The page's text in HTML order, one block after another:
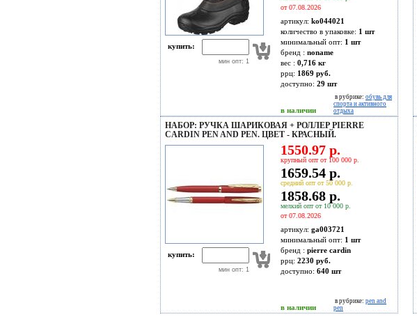
купить:
мин опт: 1
от 07.08.2026
артикул: ko044021
количество в упаковке: 1 шт
минимальный опт: 1 шт
бренд : noname
вес : 0,716 кг
ррц: 1869 руб.
доступно: 29 шт
в наличии
в рубрике: обувь для
спорта и активного
отдыха
НАБОР: РУЧКА ШАРИКОВАЯ + РОЛЛЕР PIERRE
CARDIN PEN AND PEN. ЦВЕТ - КРАСНЫЙ.
купить:
мин опт: 1
1550.97 р.
крупный опт от 100 000 р.
1659.54 р.
средний опт от 50 000 р.
1858.68 р.
мелкий опт от 10 000 р.
от 07.08.2026
артикул: ga003721
минимальный опт: 1 шт
бренд : pierre cardin
ррц: 2230 руб.
доступно: 640 шт
в наличии
в рубрике: pen and
pen